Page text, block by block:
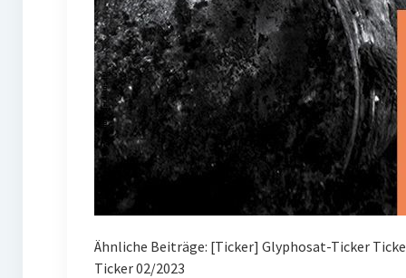
Ähnliche Beiträge: [Ticker] Glyphosat-Ticker
Ticker 02/2023